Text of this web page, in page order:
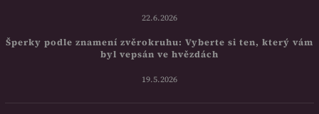
22.6.2026
Šperky podle znamení zvěrokruhu: Vyberte si ten, který vám
byl vepsán ve hvězdách
19.5.2026